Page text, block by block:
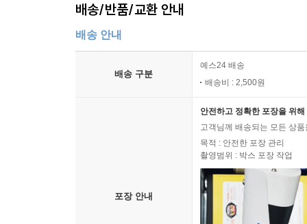
배송/반품/교환 안내
배송 안내
배송 구분
예스24 배송
배송비 : 2,500원
포장 안내
안전하고 정확한 포장을 위
고객님께 배송되는 모든 상
목적 : 안전한 포장 관리
촬영범위 : 박스 포장 작업